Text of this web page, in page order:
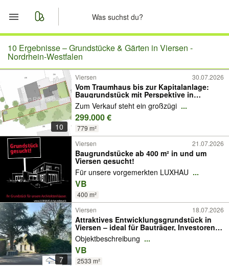
Start
Merkliste
Nachrichten
Anzeige aufgeben
10 Ergebnisse –Grundstücke & Gärten in Viersen -
Nordrhein-Westfalen
10
Viersen 30.07.2026
Vom Traumhaus bis zur Kapitalanlage:
Baugrundstück mit Perspektive in
Viersen-Bockert
Zum Verkauf steht ein großzügi ...
299.000 €
779 m²
Viersen
21.07.2026
Baugrundstücke ab 400 m² in und um
Viersen gesucht!
Für unsere vorgemerkten LUXHAU ...
VB
400 m²
7
Viersen 18.07.2026
Attraktives Entwicklungsgrundstück in
Viersen – ideal für Bauträger, Investoren,
Projektentwickler
Objektbeschreibung ...
VB
2533 m²